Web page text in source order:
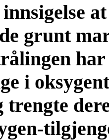
grunt
i
trengte